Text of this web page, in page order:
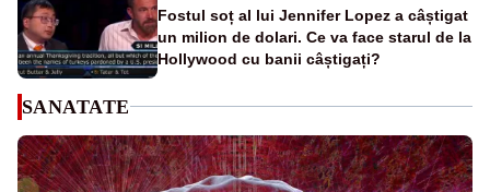
Fostul soț al lui Jennifer Lopez a câștigat
un milion de dolari. Ce va face starul de la
Hollywood cu banii câștigați?
SANATATE